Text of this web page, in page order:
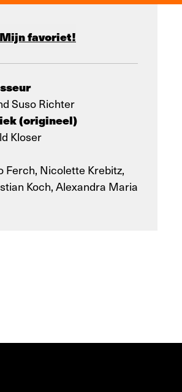
Mijn favoriet!
Suso Richter
(origineel)
Kloser
Ferch, Nicolette Krebitz,
Koch, Alexandra Maria